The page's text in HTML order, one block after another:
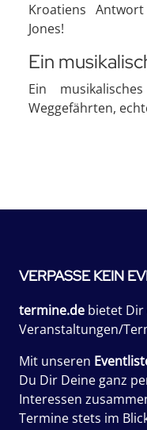
Kroatiens
Jones!
Ein
Ein
Weggefährten,
VERPASSE KEIN
termine.de bietet Dir
Veranstaltungen/
Mit unseren
Du Dir Deine ganz
Interessen
Termine stets im